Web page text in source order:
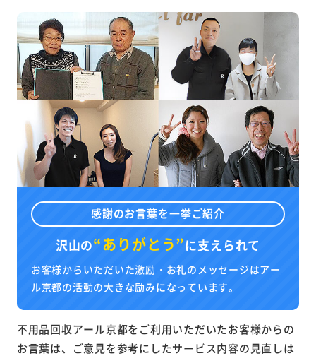
感謝のお言葉を一挙ご紹介
沢山の“ありがとう”に支えられて
お客様からいただいた激励・お礼のメッセージはアー
ル京都の活動の大きな励みになっています。
不用品回収アール京都をご利用いただいたお客様からの
お言葉は、ご意見を参考にしたサービス内容の見直しは